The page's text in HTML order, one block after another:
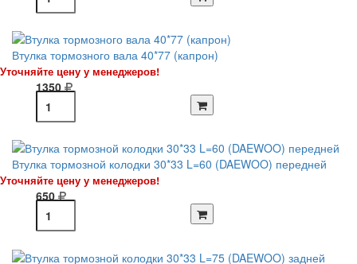
Втулка тормозного вала 40*77 (капрон)
Уточняйте цену у менеджеров!
1350
Втулка тормозной колодки 30*33 L=60 (DAEWOO) передней
Уточняйте цену у менеджеров!
650